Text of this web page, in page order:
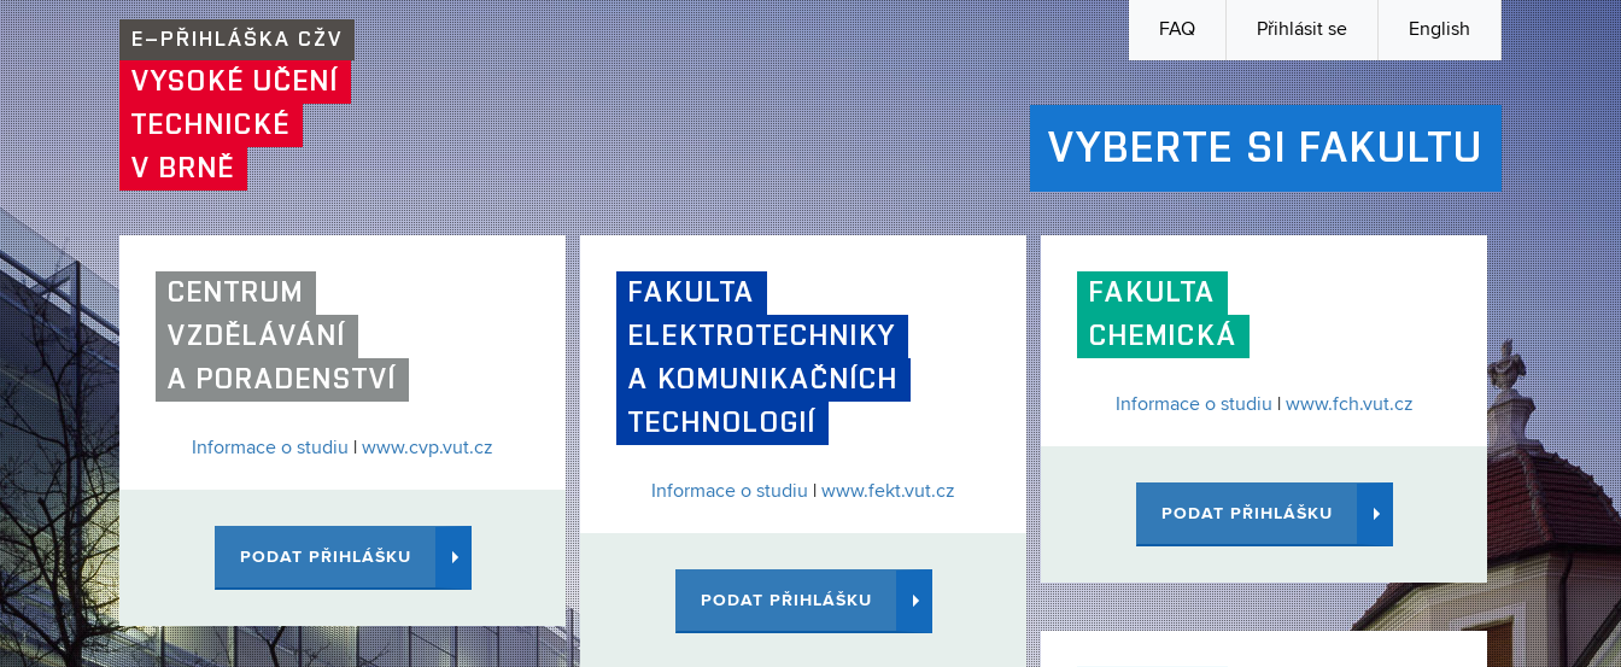
E–PŘIHLÁŠKA CŽV FAQ Přihlásit se English
VYSOKÉ UČENÍ
TECHNICKÉ
V BRNĚ
VYBERTE SI FAKULTU
CENTRUM
VZDĚLÁVÁNÍ
A PORADENSTVÍ
Informace o studiu www.cvp.vut.cz
PODAT PŘIHLÁŠKU
FAKULTA
ELEKTROTECHNIKY
A KOMUNIKAČNÍCH
TECHNOLOGIÍ
Informace o studiu www.fekt.vut.cz
PODAT PŘIHLÁŠKU
FAKULTA
CHEMICKÁ
Informace o studiu www.fch.vut.cz
PODAT PŘIHLÁŠKU